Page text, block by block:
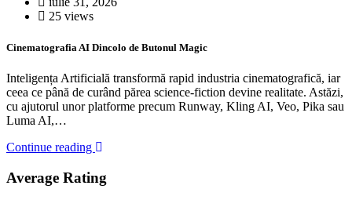
25 views
Cinematografia AI Dincolo de Butonul Magic
Inteligența Artificială transformă rapid industria cinematografică, iar
ceea ce până de curând părea science-fiction devine realitate. Astăzi,
cu ajutorul unor platforme precum Runway, Kling AI, Veo, Pika sau
Luma AI,…
Continue reading
Average Rating